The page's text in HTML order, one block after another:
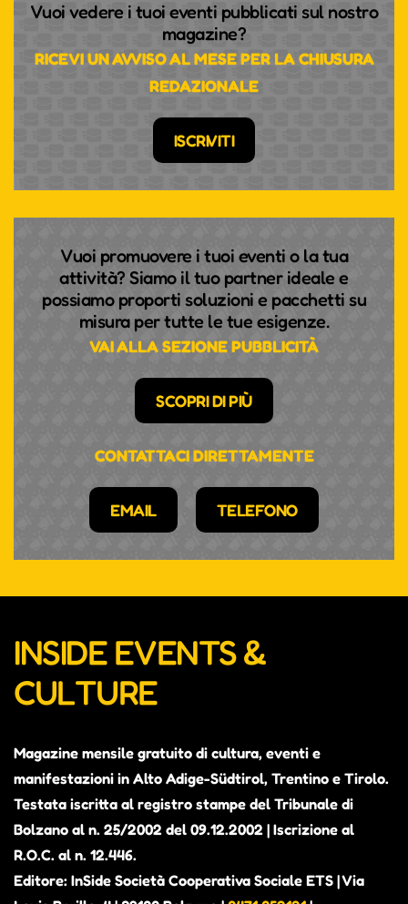
Vuoi vedere i tuoi eventi pubblicati sul nostro
magazine?
RICEVI UN AVVISO AL MESE PER LA CHIUSURA
REDAZIONALE
ISCRIVITI
Vuoi promuovere i tuoi eventi o la tua
attività? Siamo il tuo partner ideale e
possiamo proporti soluzioni e pacchetti su
misura per tutte le tue esigenze.
VAI ALLA SEZIONE PUBBLICITÀ
SCOPRI DI PIÙ
CONTATTACI DIRETTAMENTE
EMAIL TELEFONO
INSIDE EVENTS &
CULTURE
Magazine mensile gratuito di cultura, eventi e
manifestazioni in Alto Adige-Südtirol, Trentino e Tirolo.
Testata iscritta al registro stampe del Tribunale di
Bolzano al n. 25/2002 del 09.12.2002 | Iscrizione al
R.O.C. al n. 12.446.
Editore: InSide Società Cooperativa Sociale ETS | Via